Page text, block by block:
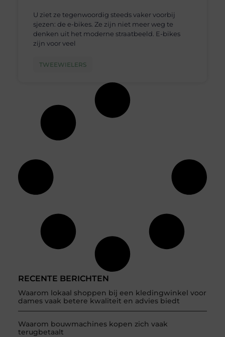
RECENTE BERICHTEN
Waarom lokaal shoppen bij een kledingwinkel voor
dames vaak betere kwaliteit en advies biedt
Waarom bouwmachines kopen zich vaak
terugbetaalt
U ziet ze tegenwoordig steeds vaker voorbij
sjezen: de e-bikes. Ze zijn niet meer weg te
denken uit het moderne straatbeeld. E-bikes
zijn voor veel
TWEEWIELERS